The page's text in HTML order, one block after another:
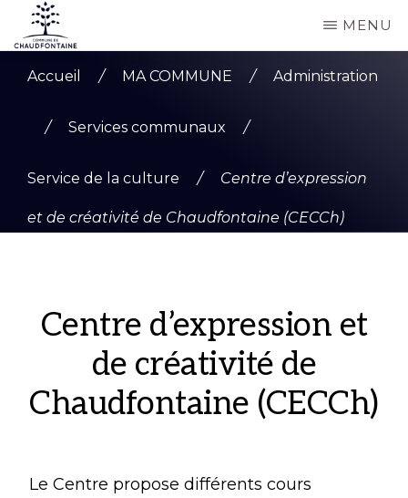
Passer
au
contenu
commune
MENU
Accueil / MA COMMUNE / Administration
/ Services communaux /
Service de la culture / Centre d’expression
et de créativité de Chaudfontaine (CECCh)
Centre d’expression et
de créativité de
Chaudfontaine (CECCh)
Le Centre propose différents cours